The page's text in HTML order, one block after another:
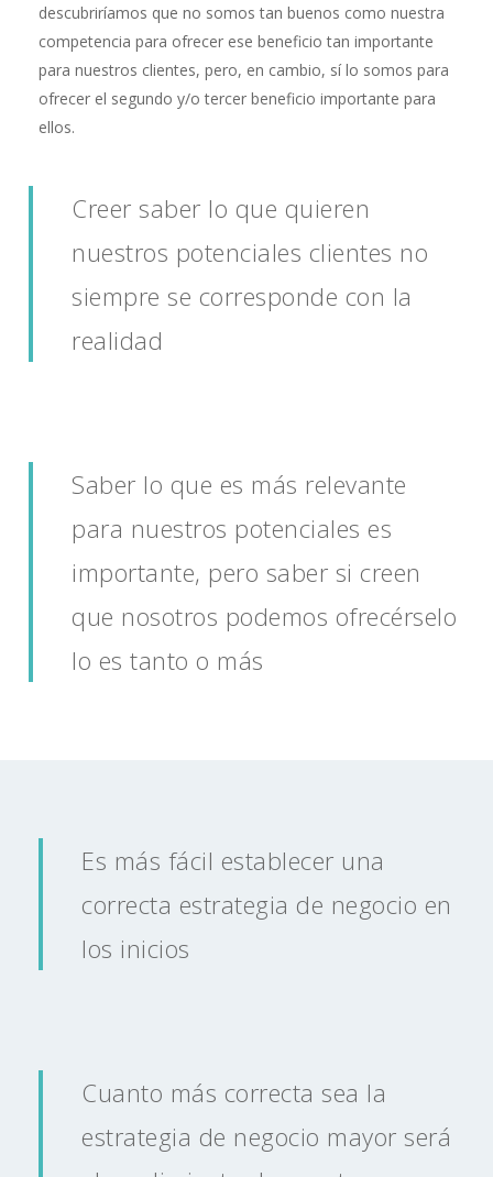
descubriríamos que no somos tan buenos como nuestra
competencia para ofrecer ese beneficio tan importante
para nuestros clientes, pero, en cambio, sí lo somos para
ofrecer el segundo y/o tercer beneficio importante para
ellos.
Creer saber lo que quieren
nuestros potenciales clientes no
siempre se corresponde con la
realidad
Saber lo que es más relevante
para nuestros potenciales es
importante, pero saber si creen
que nosotros podemos ofrecérselo
lo es tanto o más
Es más fácil establecer una
correcta estrategia de negocio en
los inicios
Cuanto más correcta sea la
estrategia de negocio mayor será